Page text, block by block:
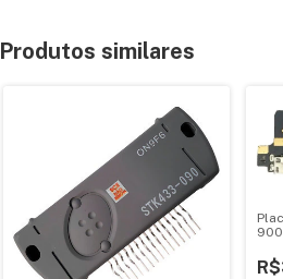
Produtos similares